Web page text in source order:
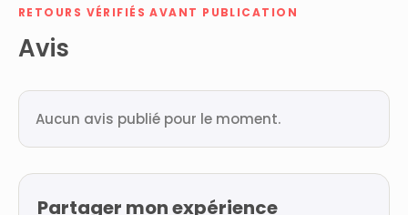
RETOURS VÉRIFIÉS AVANT PUBLICATION
Avis
Aucun avis publié pour le moment.
Partager mon expérience